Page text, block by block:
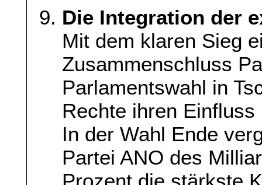
Die Integration der
Mit dem klaren Sieg
Zusammenschluss
Parlamentswahl in
Rechte ihren
In der Wahl Ende
Partei ANO des
Prozent die stärkste